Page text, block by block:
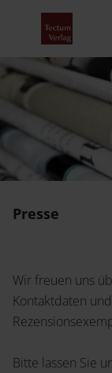
Über
Service
Presse
Presse
Wir freuen uns
Kontaktdaten
Bitte lassen Sie